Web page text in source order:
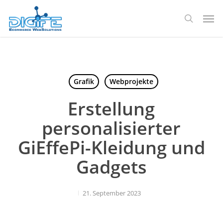
Hauptinhalt
springen
Suche
Grafik Webprojekte
Erstellung
personalisierter
GiEffePi-Kleidung und
Gadgets
21. September 2023